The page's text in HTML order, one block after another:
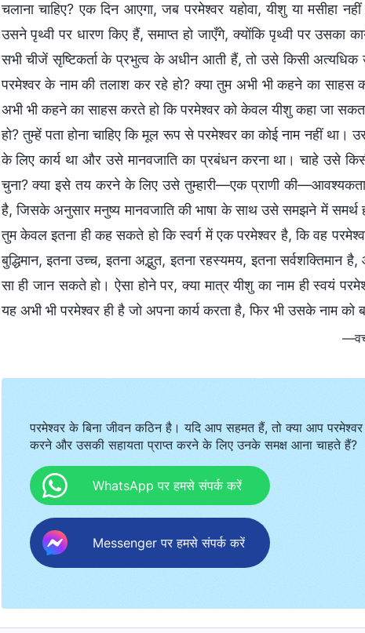
चलाना चाहिए? एक दिन आएगा, जब परमेश्वर यहोवा, यीशु या मसीहा
उसने पृथ्वी पर धारण किए हैं, समाप्त हो जाएँगे, क्योंकि पृथ्वी पर उसका
सभी चीजें सृष्टिकर्ता के प्रभुत्व के अधीन आती हैं, तो उसे किसी
परमेश्वर के नाम की तलाश कर रहे हो? क्या तुम अभी भी कहने का साहस
अभी भी कहने का साहस करते हो कि परमेश्वर को केवल यीशु कहा जा
हो? तुम्हें पता होना चाहिए कि मूल रूप से परमेश्वर का कोई नाम नहीं
के लिए कार्य था और उसे मानवजाति का प्रबंधन करना था। चाहे उसे
चुना? क्या इसे तय करने के लिए उसे तुम्हारी—एक प्राणी की—आवश्यकता
है, जिसके अनुसार मनुष्य मानवजाति की भाषा के साथ उसे समझने में
तुम केवल इतना ही कह सकते हो कि स्वर्ग में एक परमेश्वर है, कि वह
बुद्धिमान, इतना उच्च, इतना अद्भुत, इतना रहस्यमय, इतना
सा ही जान सकते हो। ऐसा होने पर, क्या मात्र यीशु का नाम ही स्वयं
यह अभी भी परमेश्वर ही है जो अपना कार्य करता है, फिर भी उसके नाम को
परमेश्वर के बिना जीवन कठिन है। यदि आप सहमत हैं, तो क्या आप परमेश्वर
करने और उसकी सहायता प्राप्त करने के लिए उनके समक्ष आना चाहते हैं?
WhatsApp पर हमसे संपर्क करें
Messenger पर हमसे संपर्क करें